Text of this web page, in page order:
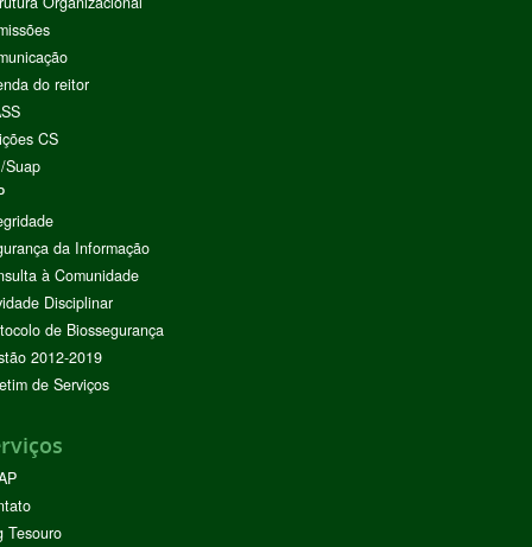
do reitor
CS
Suap
da Informação
à Comunidade
Disciplinar
de Biossegurança
2012-2019
de Serviços
Tesouro